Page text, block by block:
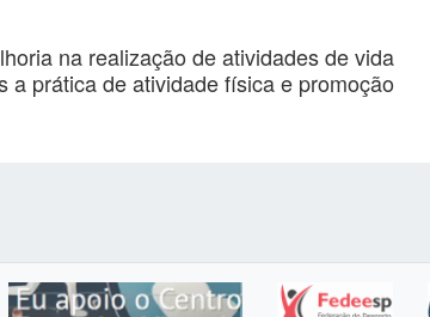
na realização de atividades de vida
a prática de atividade física e promoção